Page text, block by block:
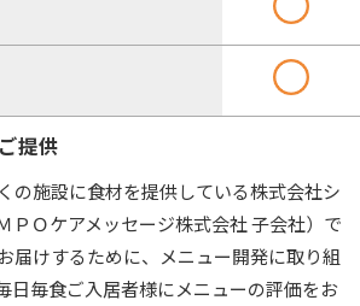
提供
の施設に食材を提供している株式会社シ
ＰＯケアメッセージ株式会社 子会社）で
届けするために、メニュー開発に取り組
日毎食ご入居者様にメニューの評価をお